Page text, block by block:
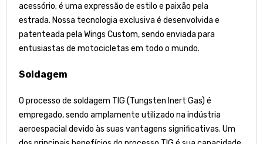
acessório; é uma expressão de estilo e paixão pela
estrada. Nossa tecnologia exclusiva é desenvolvida e
patenteada pela Wings Custom, sendo enviada para
entusiastas de motocicletas em todo o mundo.
Soldagem
O processo de soldagem TIG (Tungsten Inert Gas) é
empregado, sendo amplamente utilizado na indústria
aeroespacial devido às suas vantagens significativas. Um